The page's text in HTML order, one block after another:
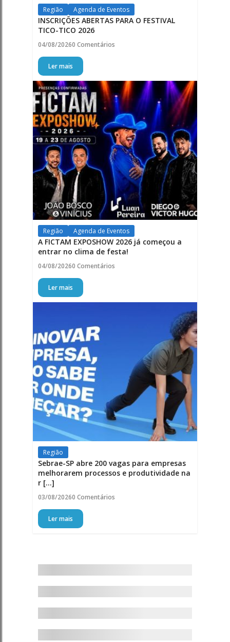
Região Agenda de Eventos
INSCRIÇÕES ABERTAS PARA O FESTIVAL
TICO-TICO 2026
04/08/20260 Comentários
Ler mais
Região Agenda de Eventos
A FICTAM EXPOSHOW 2026 já começou a
entrar no clima de festa!
04/08/20260 Comentários
Ler mais
Região
Sebrae-SP abre 200 vagas para empresas
melhorarem processos e produtividade na
r [...]
03/08/20260 Comentários
Ler mais